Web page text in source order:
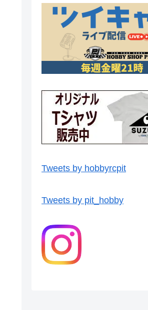
Tweets by hobbyrcpit
Tweets by pit_hobby